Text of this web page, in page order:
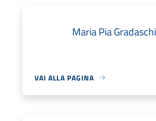
Maria Pia Gradaschi
VAI ALLA PAGINA